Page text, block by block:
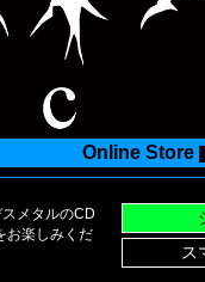
Online Store
メタルのCD
お楽しみくだ